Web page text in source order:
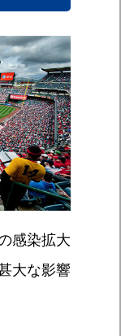
感染拡大
大な影響